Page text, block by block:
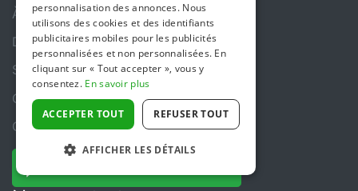
À propos de nous
Dans les médias
Sécurité et fiabilité
Conditions Générales d’Utilisation
Confidentialité
Gestion des cookies
personnalisation des annonces. Nous
utilisons des cookies et des identifiants
publicitaires mobiles pour les publicités
personnalisées et non personnalisées. En
cliquant sur « Tout accepter », vous y
consentez. En savoir plus
ACCEPTER TOUT REFUSER TOUT
AFFICHER LES DÉTAILS